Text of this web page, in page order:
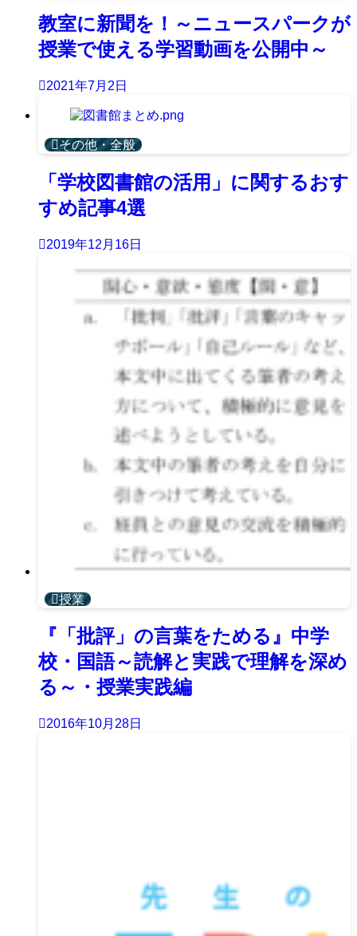
教室に新聞を！～ニュースパークが
授業で使える学習動画を公開中～
2021年7月2日
その他・全般
「学校図書館の活用」に関するおす
すめ記事4選
2019年12月16日
授業
『「批評」の言葉をためる』中学
校・国語～読解と実践で理解を深め
る～・授業実践編
2016年10月28日